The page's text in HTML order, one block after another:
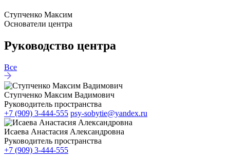
Ступченко Максим
Основатели центра
Руководство центра
Все
Ступченко Максим Вадимович
Руководитель пространcтва
+7 (909) 3-444-555 psy-sobytie@yandex.ru
Исаева Анастасия Александровна
Руководитель пространcтва
+7 (909) 3-444-555